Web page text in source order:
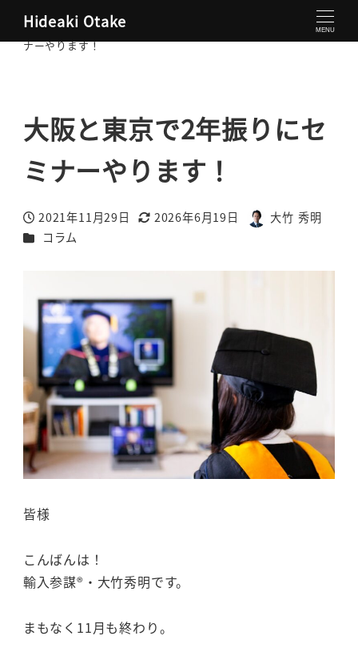
Hideaki Otake MENU
大竹秀明 公式サイト
大阪と東京で2年振りにセミ
ナーやります！
大阪と東京で2年振りにセ
ミナーやります！
投稿日
2021年11月29日
更新日
2026年6月19日
著
大竹 秀明
カテゴリー
コラム
皆様
こんばんは！
輸入参謀®・大竹秀明です。
まもなく11月も終わり。